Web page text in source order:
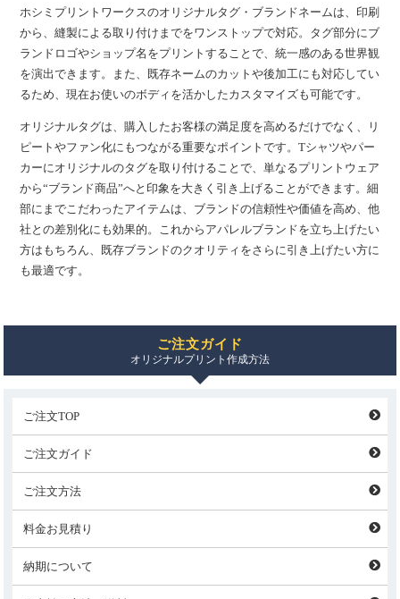
ホシミプリントワークスのオリジナルタグ・ブランドネームは、印刷
から、縫製による取り付けまでをワンストップで対応。タグ部分にブ
ランドロゴやショップ名をプリントすることで、統一感のある世界観
を演出できます。また、既存ネームのカットや後加工にも対応してい
るため、現在お使いのボディを活かしたカスタマイズも可能です。
オリジナルタグは、購入したお客様の満足度を高めるだけでなく、リ
ピートやファン化にもつながる重要なポイントです。Tシャツやパー
カーにオリジナルのタグを取り付けることで、単なるプリントウェア
から“ブランド商品”へと印象を大きく引き上げることができます。細
部にまでこだわったアイテムは、ブランドの信頼性や価値を高め、他
社との差別化にも効果的。これからアパレルブランドを立ち上げたい
方はもちろん、既存ブランドのクオリティをさらに引き上げたい方に
も最適です。
ご注文ガイド
オリジナルプリント作成方法
ご注文TOP
ご注文ガイド
ご注文方法
料金お見積り
納期について